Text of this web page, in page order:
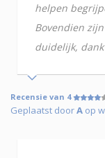
helpen
Bovendien
duidelijk,
Recensie van 4
Geplaatst doorA op